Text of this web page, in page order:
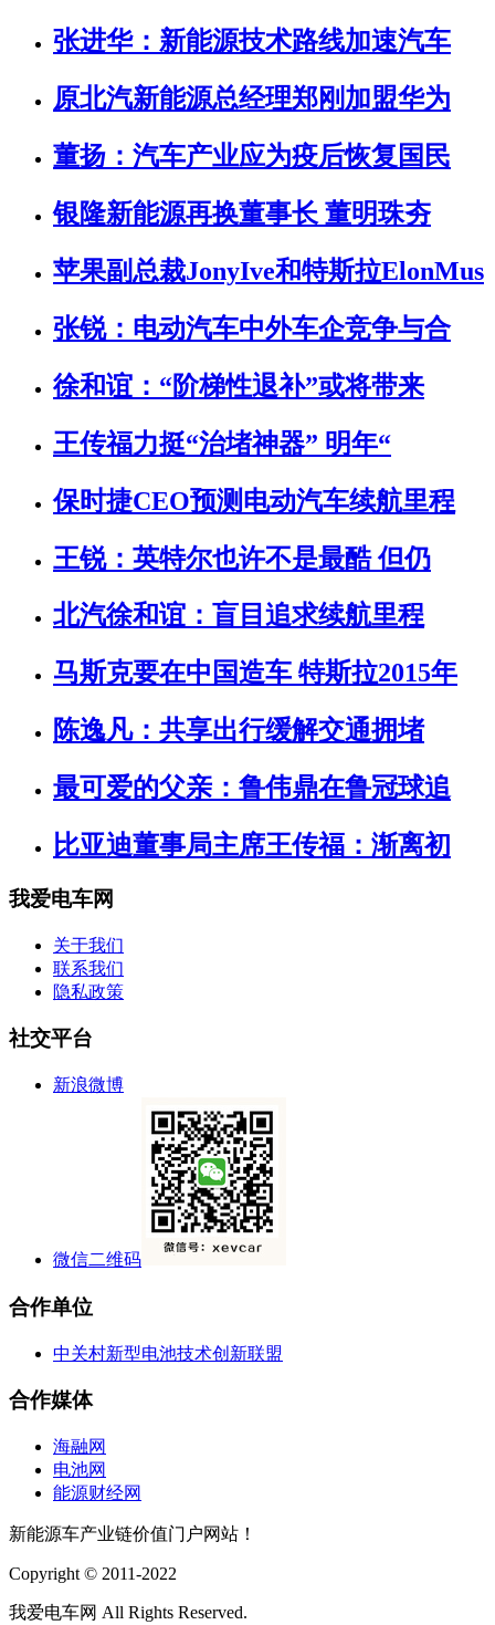
张进华：新能源技术路线加速汽车
原北汽新能源总经理郑刚加盟华为
董扬：汽车产业应为疫后恢复国民
银隆新能源再换董事长 董明珠夯
苹果副总裁JonyIve和特斯拉ElonMus
张锐：电动汽车中外车企竞争与合
徐和谊：“阶梯性退补”或将带来
王传福力挺“治堵神器” 明年“
保时捷CEO预测电动汽车续航里程
王锐：英特尔也许不是最酷 但仍
北汽徐和谊：盲目追求续航里程
马斯克要在中国造车 特斯拉2015年
陈逸凡：共享出行缓解交通拥堵
最可爱的父亲：鲁伟鼎在鲁冠球追
比亚迪董事局主席王传福：渐离初
我爱电车网
关于我们
联系我们
隐私政策
社交平台
新浪微博
微信二维码
合作单位
中关村新型电池技术创新联盟
合作媒体
海融网
电池网
能源财经网
新能源车产业链价值门户网站！
Copyright © 2011-2022
我爱电车网 All Rights Reserved.